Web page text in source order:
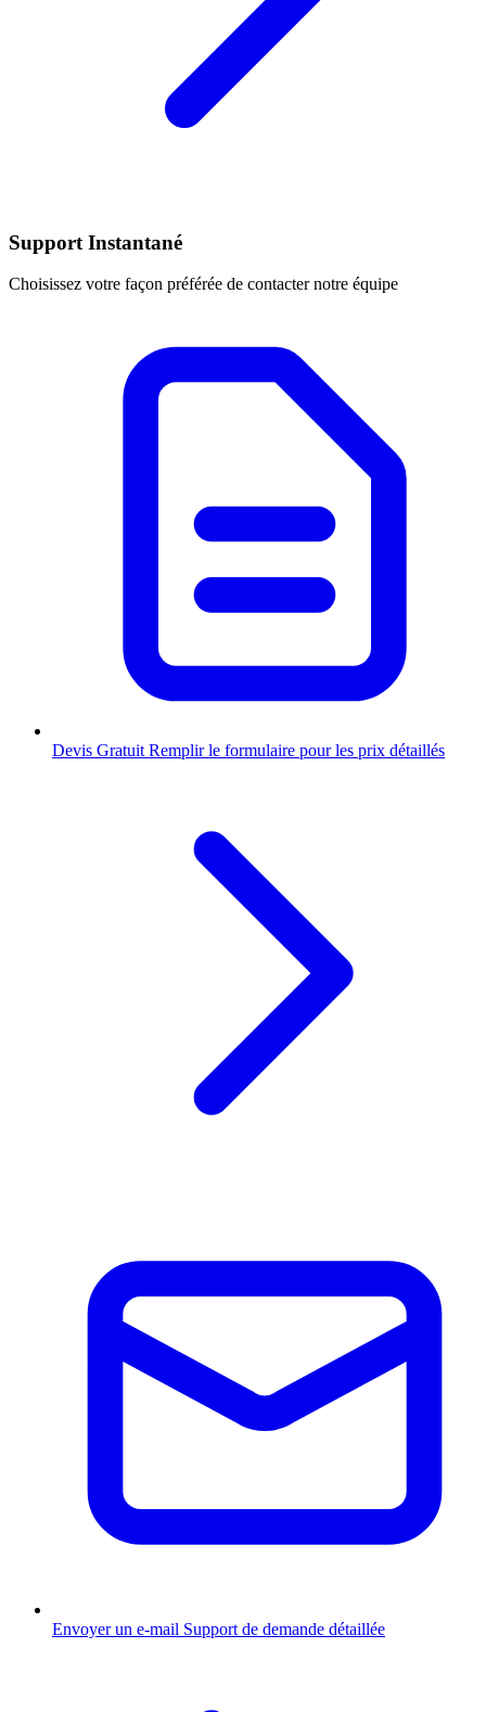
Support Instantané
Choisissez votre façon préférée de contacter notre équipe
Devis Gratuit Remplir le formulaire pour les prix détaillés
Envoyer un e-mail Support de demande détaillée